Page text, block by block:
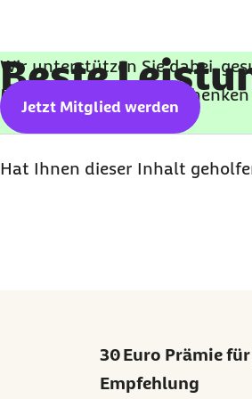
Beste
Wir unterstützen Sie dabei,
Millionen Versicherte
Jetzt Mitglied werden
Hat Ihnen dieser Inhalt
30 Euro Prämie
Empfehlung